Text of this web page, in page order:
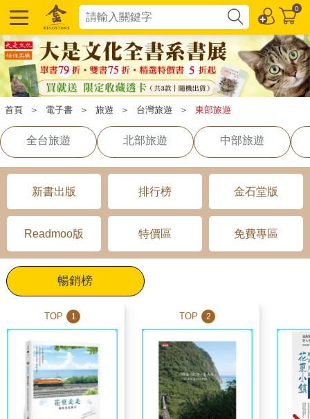
0
首頁 ＞ 電子書 ＞ 旅遊 ＞ 台灣旅遊 ＞ 東部旅遊
全台旅遊 北部旅遊 中部旅遊
新書出版 排行榜 金石堂版
Readmoo版 特價區 免費專區
暢銷榜
TOP 1 TOP 2